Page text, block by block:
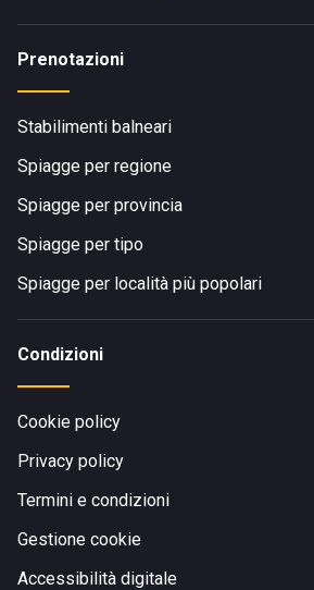
Prenotazioni
Stabilimenti balneari
Spiagge per regione
Spiagge per provincia
Spiagge per tipo
Spiagge per località più popolari
Condizioni
Cookie policy
Privacy policy
Termini e condizioni
Gestione cookie
Accessibilità digitale